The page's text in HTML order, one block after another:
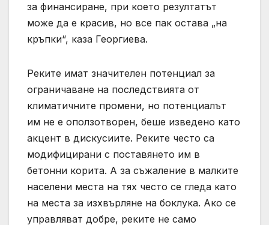
за финансиране, при което резултатът
може да е красив, но все пак остава „на
кръпки“, каза Георгиева.
Реките имат значителен потенциал за
ограничаване на последствията от
климатичните промени, но потенциалът
им не е оползотворен, беше изведено като
акцент в дискусиите. Реките често са
модифицирани с поставянето им в
бетонни корита. А за съжаление в малките
населени места на тях често се гледа като
на места за изхвърляне на боклука. Ако се
управляват добре, реките не само